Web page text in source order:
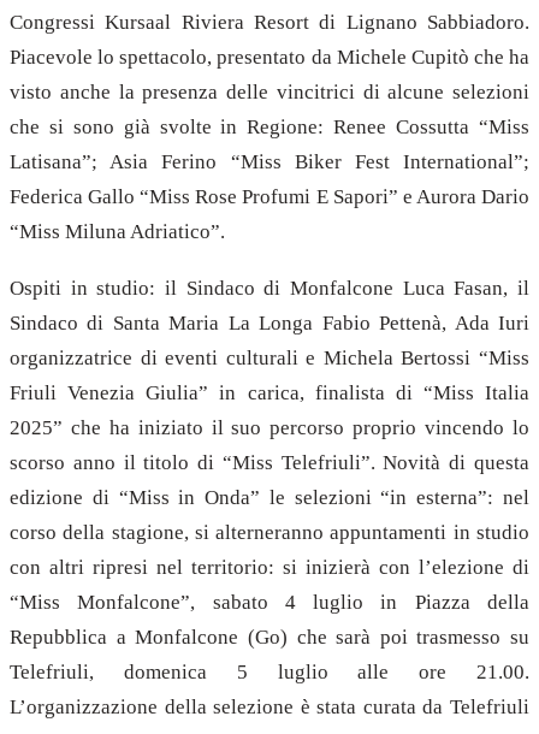
Congressi Kursaal Riviera Resort di Lignano Sabbiadoro.
Piacevole lo spettacolo, presentato da Michele Cupitò che ha
visto anche la presenza delle vincitrici di alcune selezioni
che si sono già svolte in Regione: Renee Cossutta “Miss
Latisana”; Asia Ferino “Miss Biker Fest International”;
Federica Gallo “Miss Rose Profumi E Sapori” e Aurora Dario
“Miss Miluna Adriatico”.
Ospiti in studio: il Sindaco di Monfalcone Luca Fasan, il
Sindaco di Santa Maria La Longa Fabio Pettenà, Ada Iuri
organizzatrice di eventi culturali e Michela Bertossi “Miss
Friuli Venezia Giulia” in carica, finalista di “Miss Italia
2025” che ha iniziato il suo percorso proprio vincendo lo
scorso anno il titolo di “Miss Telefriuli”. Novità di questa
edizione di “Miss in Onda” le selezioni “in esterna”: nel
corso della stagione, si alterneranno appuntamenti in studio
con altri ripresi nel territorio: si inizierà con l’elezione di
“Miss Monfalcone”, sabato 4 luglio in Piazza della
Repubblica a Monfalcone (Go) che sarà poi trasmesso su
Telefriuli, domenica 5 luglio alle ore 21.00.
L’organizzazione della selezione è stata curata da Telefriuli